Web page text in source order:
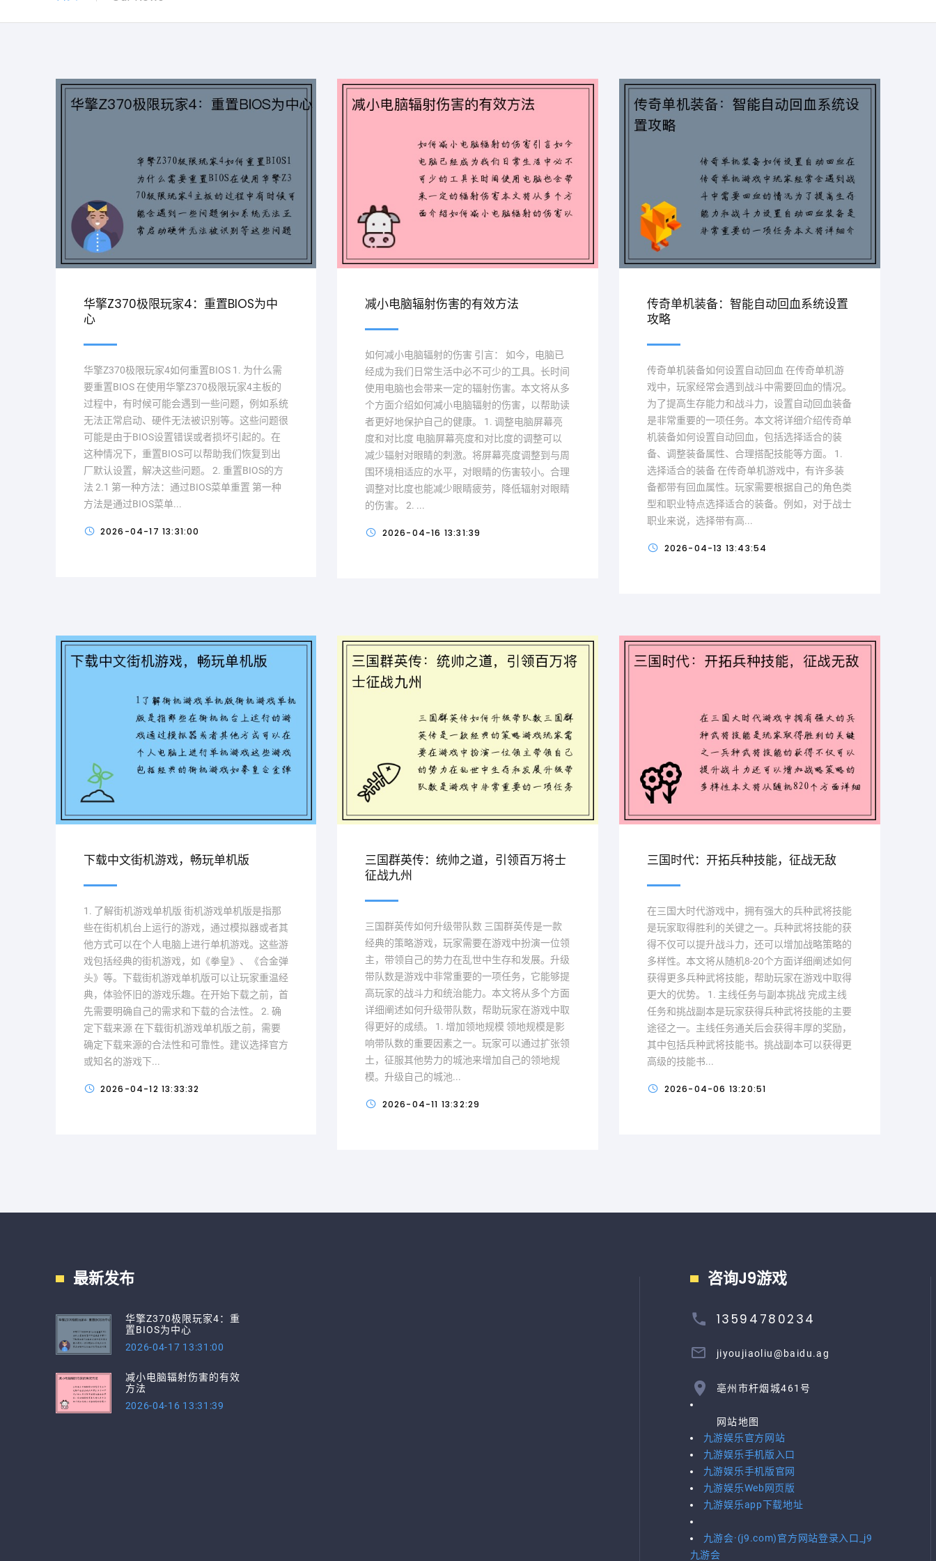
华擎Z370极限玩家4：重置BIOS为中
心
华擎Z370极限玩家4如何重置BIOS 1. 为什么需
要重置BIOS 在使用华擎Z370极限玩家4主板的
过程中，有时候可能会遇到一些问题，例如系统
无法正常启动、硬件无法被识别等。这些问题很
可能是由于BIOS设置错误或者损坏引起的。在
这种情况下，重置BIOS可以帮助我们恢复到出
厂默认设置，解决这些问题。 2. 重置BIOS的方
法 2.1 第一种方法：通过BIOS菜单重置 第一种
方法是通过BIOS菜单...
2026-04-17 13:31:00
减小电脑辐射伤害的有效方法
如何减小电脑辐射的伤害 引言： 如今，电脑已
经成为我们日常生活中必不可少的工具。长时间
使用电脑也会带来一定的辐射伤害。本文将从多
个方面介绍如何减小电脑辐射的伤害，以帮助读
者更好地保护自己的健康。 1. 调整电脑屏幕亮
度和对比度 电脑屏幕亮度和对比度的调整可以
减少辐射对眼睛的刺激。将屏幕亮度调整到与周
围环境相适应的水平，对眼睛的伤害较小。合理
调整对比度也能减少眼睛疲劳，降低辐射对眼睛
的伤害。 2. ...
2026-04-16 13:31:39
传奇单机装备：智能自动回血系统设置
攻略
传奇单机装备如何设置自动回血 在传奇单机游
戏中，玩家经常会遇到战斗中需要回血的情况。
为了提高生存能力和战斗力，设置自动回血装备
是非常重要的一项任务。本文将详细介绍传奇单
机装备如何设置自动回血，包括选择适合的装
备、调整装备属性、合理搭配技能等方面。 1.
选择适合的装备 在传奇单机游戏中，有许多装
备都带有回血属性。玩家需要根据自己的角色类
型和职业特点选择适合的装备。例如，对于战士
职业来说，选择带有高...
2026-04-13 13:43:54
下载中文街机游戏，畅玩单机版
1. 了解街机游戏单机版 街机游戏单机版是指那
些在街机机台上运行的游戏，通过模拟器或者其
他方式可以在个人电脑上进行单机游戏。这些游
戏包括经典的街机游戏，如《拳皇》、《合金弹
头》等。下载街机游戏单机版可以让玩家重温经
典，体验怀旧的游戏乐趣。在开始下载之前，首
先需要明确自己的需求和下载的合法性。 2. 确
定下载来源 在下载街机游戏单机版之前，需要
确定下载来源的合法性和可靠性。建议选择官方
或知名的游戏下...
2026-04-12 13:33:32
三国群英传：统帅之道，引领百万将士
征战九州
三国群英传如何升级带队数 三国群英传是一款
经典的策略游戏，玩家需要在游戏中扮演一位领
主，带领自己的势力在乱世中生存和发展。升级
带队数是游戏中非常重要的一项任务，它能够提
高玩家的战斗力和统治能力。本文将从多个方面
详细阐述如何升级带队数，帮助玩家在游戏中取
得更好的成绩。 1. 增加领地规模 领地规模是影
响带队数的重要因素之一。玩家可以通过扩张领
土，征服其他势力的城池来增加自己的领地规
模。升级自己的城池...
2026-04-11 13:32:29
三国时代：开拓兵种技能，征战无敌
在三国大时代游戏中，拥有强大的兵种武将技能
是玩家取得胜利的关键之一。兵种武将技能的获
得不仅可以提升战斗力，还可以增加战略策略的
多样性。本文将从随机8-20个方面详细阐述如何
获得更多兵种武将技能，帮助玩家在游戏中取得
更大的优势。 1. 主线任务与副本挑战 完成主线
任务和挑战副本是玩家获得兵种武将技能的主要
途径之一。主线任务通关后会获得丰厚的奖励，
其中包括兵种武将技能书。挑战副本可以获得更
高级的技能书...
2026-04-06 13:20:51
最新发布
华擎Z370极限玩家4：重
置BIOS为中心
2026-04-17 13:31:00
减小电脑辐射伤害的有效
方法
2026-04-16 13:31:39
咨询J9游戏
13594780234
jiyoujiaoliu@baidu.ag
亳州市杆烟城461号
网站地图
九游娱乐官方网站
九游娱乐手机版入口
九游娱乐手机版官网
九游娱乐Web网页版
九游娱乐app下载地址
九游会·(j9.com)官方网站登录入口_j9
九游会